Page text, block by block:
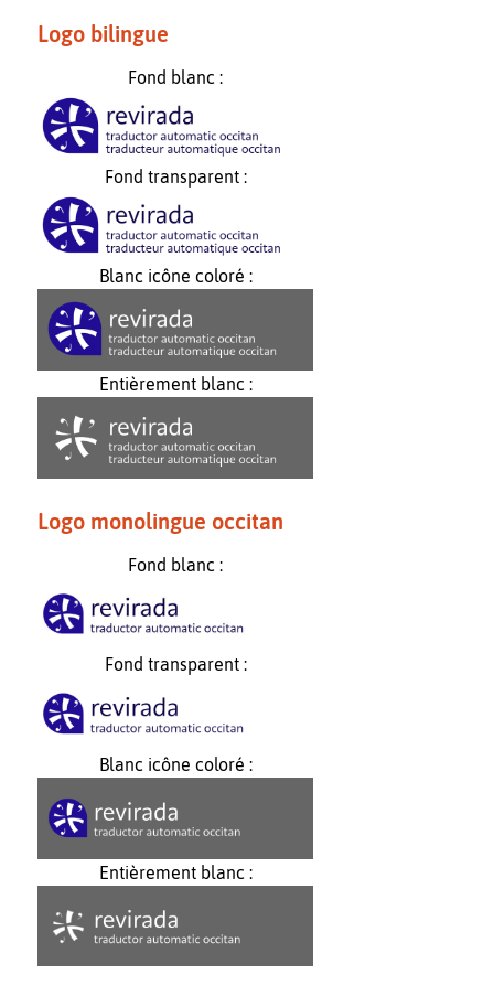
Logo bilingue
Fond blanc :
Fond transparent :
Blanc icône coloré :
Entièrement blanc :
Logo monolingue occitan
Fond blanc :
Fond transparent :
Blanc icône coloré :
Entièrement blanc :